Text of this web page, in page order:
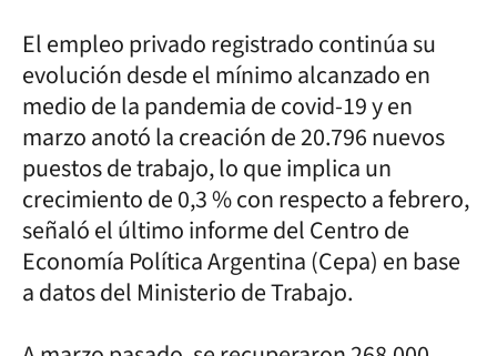
El empleo privado registrado continúa su
evolución desde el mínimo alcanzado en
medio de la pandemia de covid-19 y en
marzo anotó la creación de 20.796 nuevos
puestos de trabajo, lo que implica un
crecimiento de 0,3 % con respecto a febrero,
señaló el último informe del Centro de
Economía Política Argentina (Cepa) en base
a datos del Ministerio de Trabajo.